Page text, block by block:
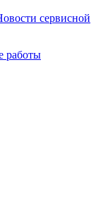
сервисной
работы